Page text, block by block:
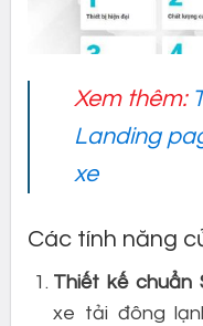
Xem thêm:
Landing
xe
Các tính năng
Thiết kế chuẩn
xe tải đông